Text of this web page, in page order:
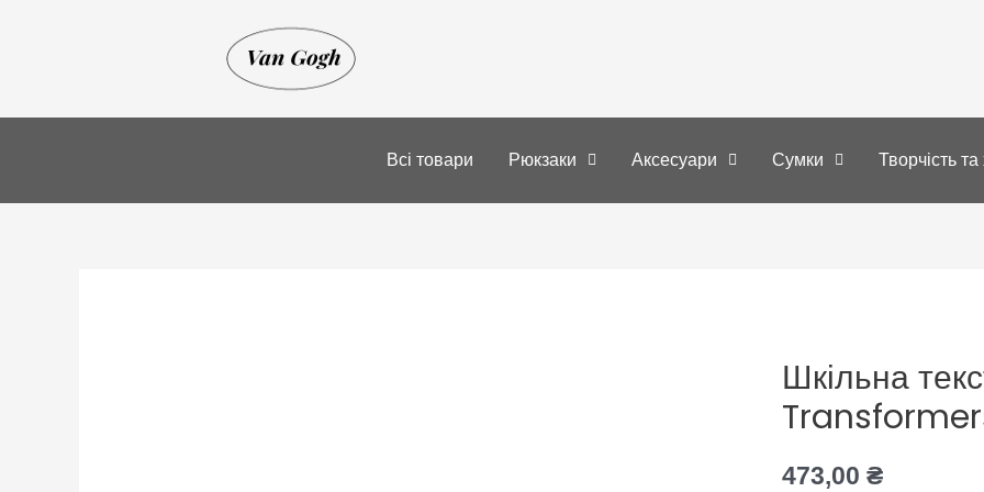
Всі товари Рюкзаки Аксесуари Сумки Творчість та
Шкільна
473,00 ₴
Шкільна
текстильна
сумка